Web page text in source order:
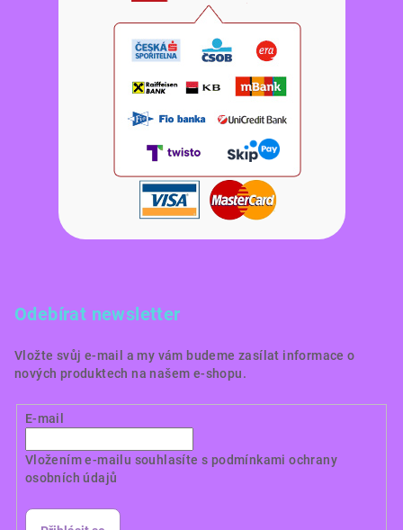
Odebírat newsletter
Vložte svůj e-mail a my vám budeme zasílat informace o
nových produktech na našem e-shopu.
E-mail
Vložením e-mailu souhlasíte s podmínkami ochrany
osobních údajů